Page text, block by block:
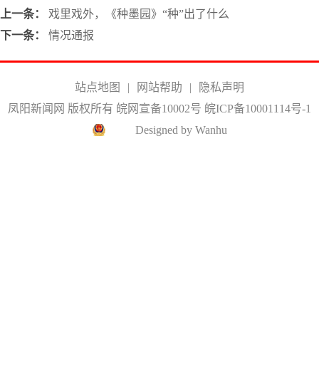
上一条：
戏里戏外，《种墨园》“种”出了什么
下一条：
情况通报
站点地图 | 网站帮助 |
隐私声明
凤阳新闻网 版权所有 皖网宣备10002号 皖ICP备10001114号-1
Designed by Wanhu